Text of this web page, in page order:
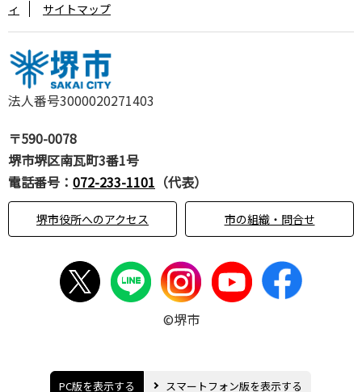
法人番号3000020271403
〒590-0078
堺市堺区南瓦町3番1号
電話番号： 072-233-1101 （代表）
堺市役所へのアクセス 市の組織・問合せ
ィ
サイトマップ
©堺市
PC版を表示する スマートフォン版を表示する